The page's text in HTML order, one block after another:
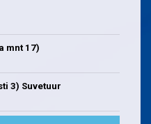
mnt 17)
3) Suvetuur